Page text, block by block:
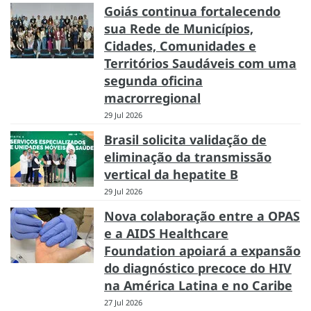
Goiás continua fortalecendo
sua Rede de Municípios,
Cidades, Comunidades e
Territórios Saudáveis com uma
segunda oficina
macrorregional
29 Jul 2026
Brasil solicita validação de
eliminação da transmissão
vertical da hepatite B
29 Jul 2026
Nova colaboração entre a OPAS
e a AIDS Healthcare
Foundation apoiará a expansão
do diagnóstico precoce do HIV
na América Latina e no Caribe
27 Jul 2026